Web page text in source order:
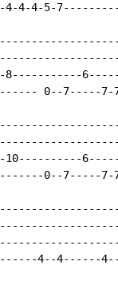
4-4-5-
0--7-----7-
0--7-----7-
4--4------